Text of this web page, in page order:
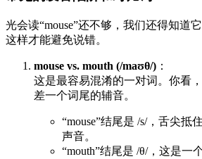
光会读“mouse”还不够，我们还得知道
这样才能避免说错。
mouse vs. mouth (/maʊθ/) ：
这是最容易混淆的一对词。你看，
差一个词尾的辅音。
“mouse”结尾是 /s/，舌尖抵
声音。
“mouth”结尾是 /θ/，这是一